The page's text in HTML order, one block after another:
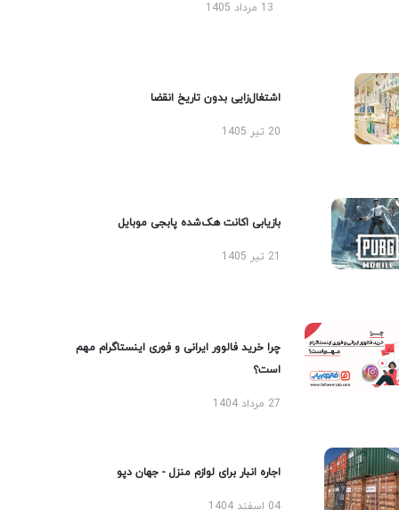
13 مرداد 1405
اشتغال‌زایی بدون تاریخ انقضا
20 تیر 1405
بازیابی اکانت هک‌شده پابجی موبایل
چرا خرید فالوور ایرانی و فوری اینستاگرام مهم
است؟
27 مرداد 1404
اجاره انبار برای لوازم منزل - جهان دپو
04 اسفند 1404